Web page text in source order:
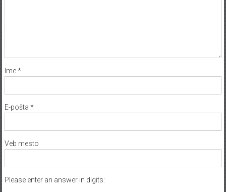
Ime*
E-pošta *
Veb mesto
Please enter an answer in digits: